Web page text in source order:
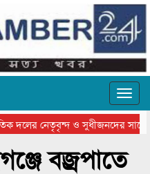
দলের নেতৃবৃন্দ ও সুধীজনদের সাথে
বজ্রপাতে